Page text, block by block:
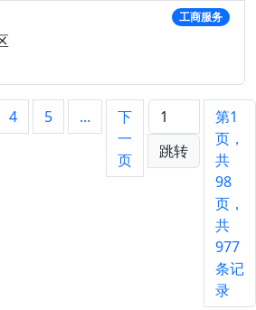
工商服务
4 5 ...
下
一
页
跳转
第1
页，
共
98
页，
共
977
条记
录